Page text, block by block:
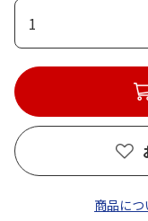
1
商品に